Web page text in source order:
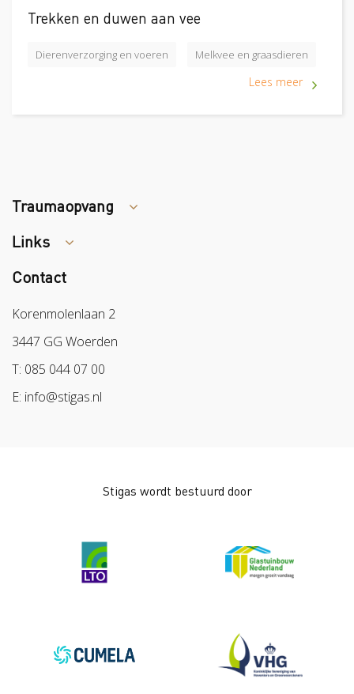
Trekken en duwen aan vee
Dierenverzorging en voeren Melkvee en graasdieren
Lees meer
Traumaopvang
Tips arbocatalogus?
Links
Colland
Sazas
BPL
Arbeidsmarkt
Contact
Korenmolenlaan 2
3447 GG Woerden
T: 085 044 07 00
E: info@stigas.nl
Stigas wordt bestuurd door